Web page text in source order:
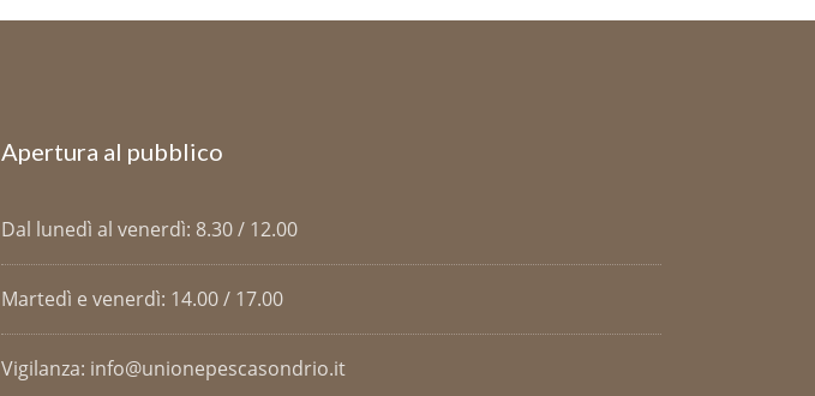
Apertura al pubblico
Dal lunedì al venerdì: 8.30 / 12.00
Martedì e venerdì: 14.00 / 17.00
Vigilanza: info@unionepescasondrio.it